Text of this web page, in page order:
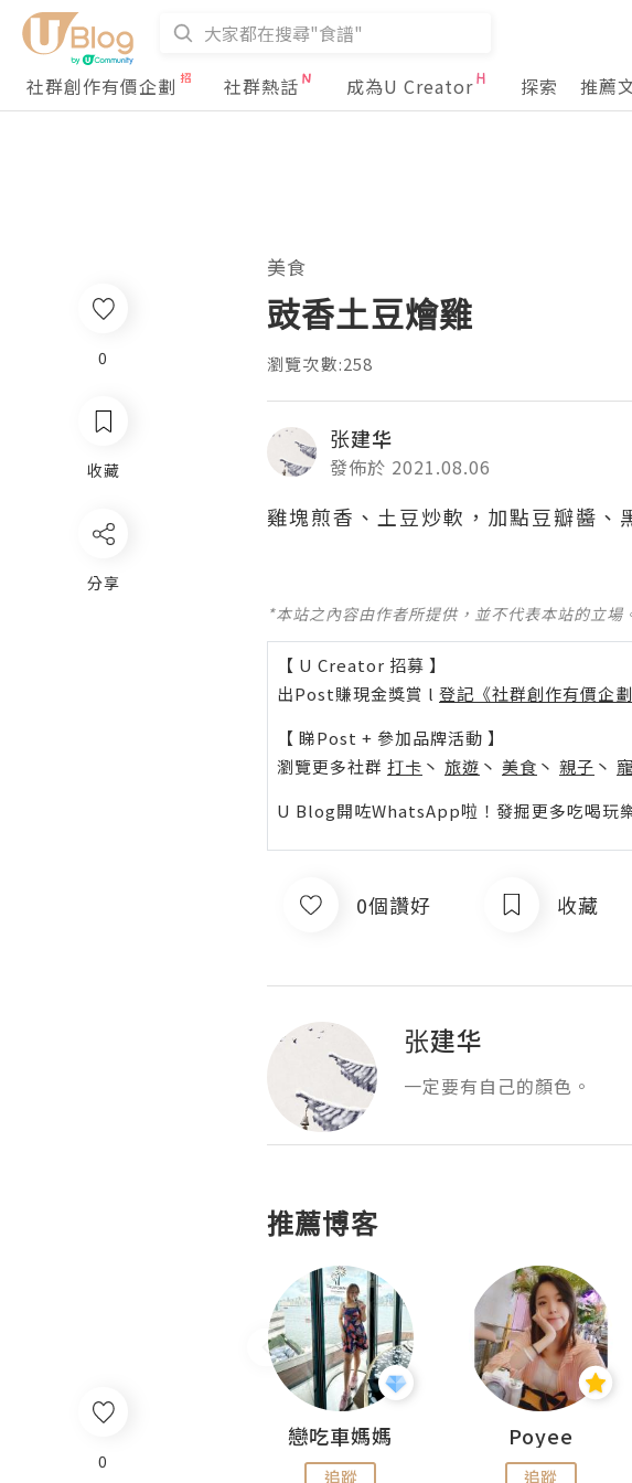
社群創作有價企劃
社群熱話 成為U Creator 探索 推薦
0
美食
豉香土豆燴雞
瀏覽次數:258
张建华
發佈於 2021.08.06
雞塊煎香、土豆炒軟，加點豆瓣醬、
*本站之內容由作者所提供，並不代表本站的立
【 U Creator 招募 】
出Post賺現金獎賞 l 登記《社群創作有價企劃
【 睇Post + 參加品牌活動 】
瀏覽更多社群 打卡 丶 旅遊 丶 美食 丶 親子 丶
U Blog開咗WhatsApp啦！發掘更多吃喝玩
0個讚好 收藏
张建华
一定要有自己的顏色。 ​ ​​​​
推薦博客
戀吃車媽媽
追蹤
Poyee
追蹤
0
收藏
分享